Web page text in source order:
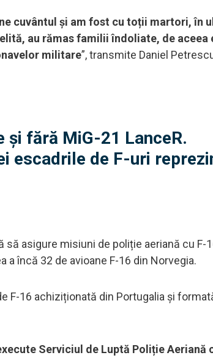
cuvântul și am fost cu toții martori, în
au rămas familii îndoliate, de aceea
militare”, transmite Daniel
fără MiG-21 LanceR.
escadrile de F-uri
asigure misiuni de poliție aeriană cu F-
încă 32 de avioane F-16 din Norvegia.
F-16 achiziționată din Portugalia și
Serviciul de Luptă Poliție Aeriană